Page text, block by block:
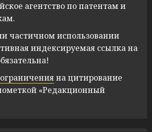
агентство по патентам и
частичном использовании
индексируемая ссылка на
на цитирование
«Редакционный